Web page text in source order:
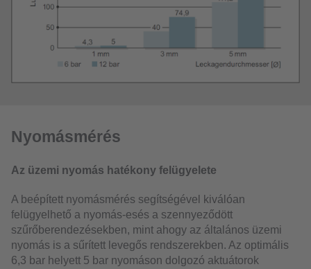
Nyomásmérés
Az üzemi nyomás hatékony felügyelete
A beépített nyomásmérés segítségével kiválóan
felügyelhető a nyomás-esés a szennyeződött
szűrőberendezésekben, mint ahogy az általános üzemi
nyomás is a sűrített levegős rendszerekben. Az optimális
6,3 bar helyett 5 bar nyomáson dolgozó aktuátorok